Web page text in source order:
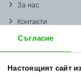
Съгласие
Настоящият сайт
За нас
Контакти
Методи доставка
Начини плащане
Връщане на стока